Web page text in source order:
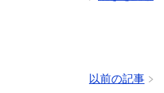
以前の記事